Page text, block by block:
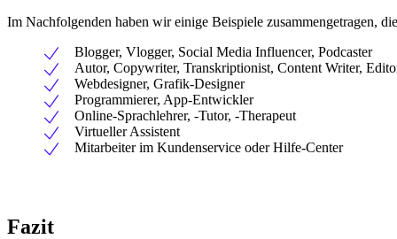
Im Nachfolgenden haben wir einige Beispiele zusammengetragen,
Blogger, Vlogger, Social Media Influencer, Podcaster
Autor, Copywriter, Transkriptionist, Content Writer,
Webdesigner, Grafik-Designer
Programmierer, App-Entwickler
Online-Sprachlehrer, -Tutor, -Therapeut
Virtueller Assistent
Mitarbeiter im Kundenservice oder Hilfe-Center
Fazit